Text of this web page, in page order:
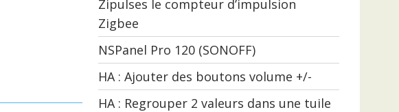
Zipulses le compteur d’impulsion
Zigbee
NSPanel Pro 120 (SONOFF)
HA : Ajouter des boutons volume +/-
HA : Regrouper 2 valeurs dans une tuile